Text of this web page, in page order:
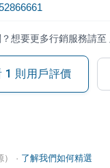
想要更多行銷服務請至
1 則用戶評價
· 了解我們如何精選